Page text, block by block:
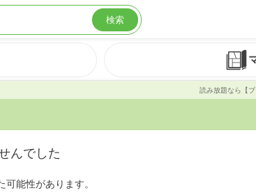
検索
読み放題なら【
んでした
能性があります。